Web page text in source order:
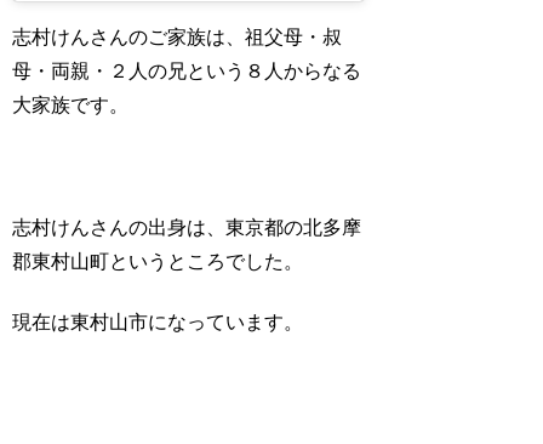
志村けんさんのご家族は、祖父母・叔
母・両親・２人の兄という８人からなる
大家族です。
志村けんさんの出身は、東京都の北多摩
郡東村山町というところでした。
現在は東村山市になっています。